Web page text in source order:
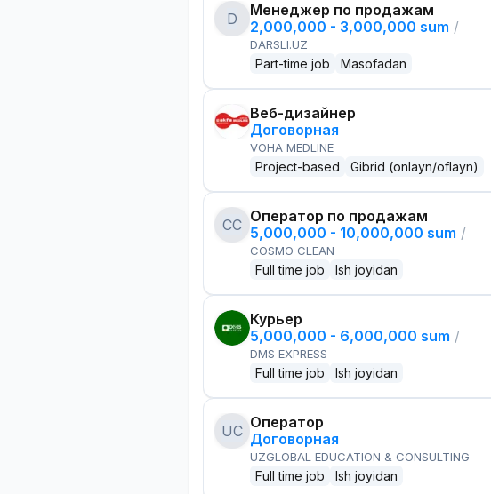
D
Менеджер по продажам
2,000,000 - 3,000,000 sum /
DARSLI.UZ
Part-time job Masofadan
Веб-дизайнер
Договорная
VOHA MEDLINE
Project-based Gibrid (onlayn/oflayn)
CC Оператор по продажам
5,000,000 - 10,000,000 sum /
COSMO CLEAN
Full time job Ish joyidan
Курьер
5,000,000 - 6,000,000 sum /
DMS EXPRESS
Full time job Ish joyidan
UC Оператор
Договорная
UZGLOBAL EDUCATION & CONSULTING
Full time job Ish joyidan